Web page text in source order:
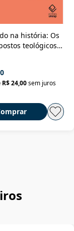
na história: Os
teológicos
R$ 24,00 sem juros